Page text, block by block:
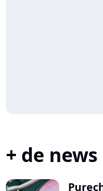
+ de news